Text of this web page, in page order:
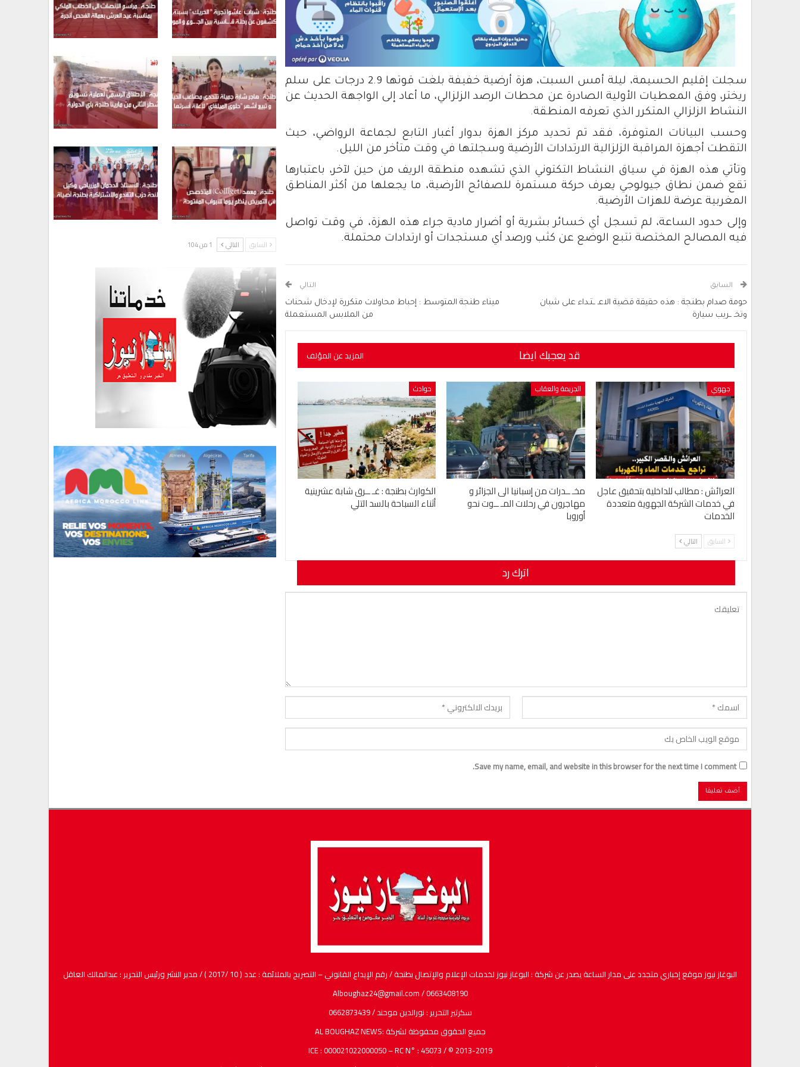
سجلت إقليم الحسيمة، ليلة أمس السبت، هزة أرضية خفيفة بلغت قوتها 2.9 درجات على سلم
ريختر، وفق المعطيات الأولية الصادرة عن محطات الرصد الزلزالي، ما أعاد إلى الواجهة الحديث عن
النشاط الزلزالي المتكرر الذي تعرفه المنطقة.
وحسب البيانات المتوفرة، فقد تم تحديد مركز الهزة بدوار أغبار التابع لجماعة الرواضي، حيث
التقطت أجهزة المراقبة الزلزالية الارتدادات الأرضية وسجلتها في وقت متأخر من الليل.
وتأتي هذه الهزة في سياق النشاط التكتوني الذي تشهده منطقة الريف من حين لآخر، باعتبارها
تقع ضمن نطاق جيولوجي يعرف حركة مستمرة للصفائح الأرضية، ما يجعلها من أكثر المناطق
المغربية عرضة للهزات الأرضية.
وإلى حدود الساعة، لم تسجل أي خسائر بشرية أو أضرار مادية جراء هذه الهزة، في وقت تواصل
فيه المصالح المختصة تتبع الوضع عن كثب ورصد أي مستجدات أو ارتدادات محتملة.
السابق
حومة صدام بطنجة : هذه حقيقة قضية الاعـ ــتـداء على شبان
وتخـ ــريب سيارة
التالي
ميناء طنجة المتوسط : إحباط محاولات متكررة لإدخال شحنات
من الملابس المستعملة
قد يعجبك ايضا المزيد عن المؤلف
جهوي
العرائش : مطالب للداخلية بتحقيق عاجل
في خدمات الشركة الجهوية متعددة
الخدمات
الجريمة والعقاب
مخـ ــدرات من إسبانيا الى الجزائر و
مهاجرون في رحلات المـ ــوت نحو
أوروبا
حوادث
الكوارث بطنجة : غـ ــرق شابة عشرينية
أثناء السباحة بالسد التلي
السابق التالي
اترك رد
لن يتم نشر عنوان بريدك الإلكتروني.
Save my name, email, and website in this browser for the next time I comment.
السابق التالي 1 من 104
البوغاز نيوز موقع إخباري متجدد على مدار الساعة يصدر عن شركة : البوغاز نيوز لخدمات الإعلام والإتصال بطنجة / رقم الإيداع القانوني – التصريح بالملائمة : عدد ( 10 /2017 ) / مدير النشر ورئيس التحرير : عبدالمالك العاقل
Alboughaz24@gmail.com / 0663408190
سكرتير التحرير : نورالدين موحند / 0662873439
جميع الحقوق محفوظة لشركة :AL BOUGHAZ NEWS
ICE : 000021022000050 – RC N° : 45073 / © 2013-2019